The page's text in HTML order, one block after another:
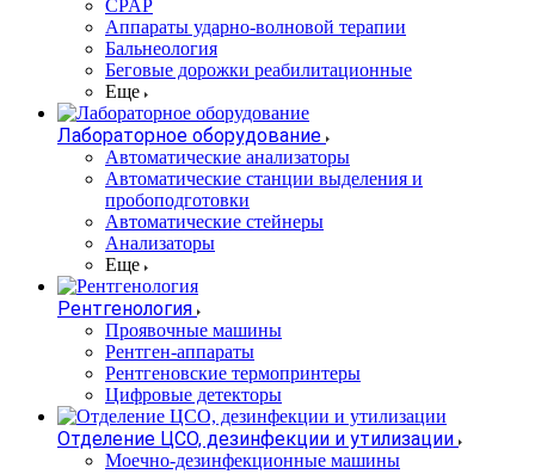
CPAP
Аппараты ударно-волновой терапии
Бальнеология
Беговые дорожки реабилитационные
Еще
Лабораторное оборудование
Автоматические анализаторы
Автоматические станции выделения и
пробоподготовки
Автоматические стейнеры
Анализаторы
Еще
Рентгенология
Проявочные машины
Рентген-аппараты
Рентгеновские термопринтеры
Цифровые детекторы
Отделение ЦСО, дезинфекции и утилизации
Моечно-дезинфекционные машины